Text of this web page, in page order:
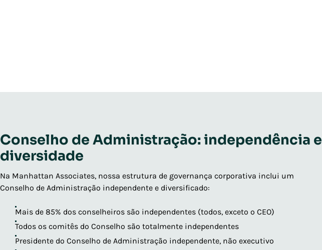
Conselho de Administração: independência e
diversidade
Na Manhattan Associates, nossa estrutura de governança corporativa inclui um
Conselho de Administração independente e diversificado:
Mais de 85% dos conselheiros são independentes (todos, exceto o CEO)
Todos os comitês do Conselho são totalmente independentes
Presidente do Conselho de Administração independente, não executivo